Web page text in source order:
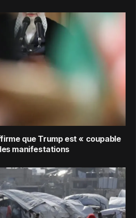
que Trump est « coupable
manifestations